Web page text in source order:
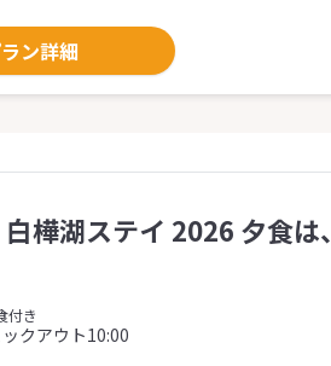
ン詳細
樺湖ステイ 2026 夕食は、
付き
クアウト10:00